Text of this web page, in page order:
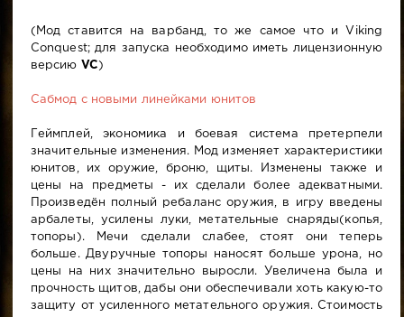
(Мод ставится на варбанд, то же самое что и Viking
Conquest; для запуска необходимо иметь лицензионную
версию VC)
Сабмод с новыми линейками юнитов
Геймплей, экономика и боевая система претерпели
значительные изменения. Мод изменяет характеристики
юнитов, их оружие, броню, щиты. Изменены также и
цены на предметы - их сделали более адекватными.
Произведён полный ребаланс оружия, в игру введены
арбалеты, усилены луки, метательные снаряды(копья,
топоры). Мечи сделали слабее, стоят они теперь
больше. Двуручные топоры наносят больше урона, но
цены на них значительно выросли. Увеличена была и
прочность щитов, дабы они обеспечивали хоть какую-то
защиту от усиленного метательного оружия. Стоимость